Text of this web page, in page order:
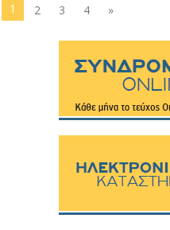
1 2 3 4 »